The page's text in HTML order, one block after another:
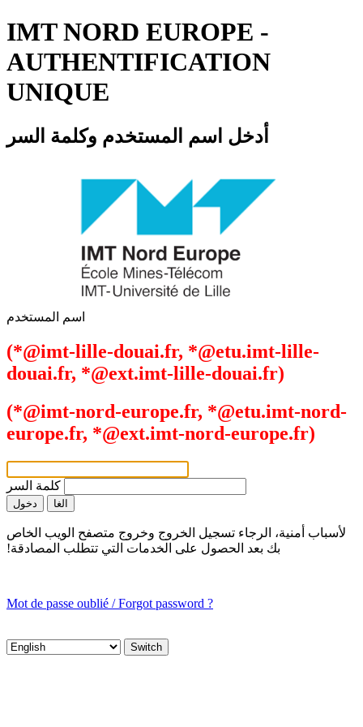
IMT NORD EUROPE -
AUTHENTIFICATION
UNIQUE
أدخل اسم المستخدم وكلمة السر
اسم المستخدم
(*@imt-lille-douai.fr, *@etu.imt-lille-
douai.fr, *@ext.imt-lille-douai.fr)
(*@imt-nord-europe.fr, *@etu.imt-nord-
europe.fr, *@ext.imt-nord-europe.fr)
كلمة السر
لأسباب أمنية، الرجاء تسجيل الخروج وخروج متصفح الويب الخاص
بك بعد الحصول على الخدمات التي تتطلب المصادقة!
Mot de passe oublié / Forgot password ?